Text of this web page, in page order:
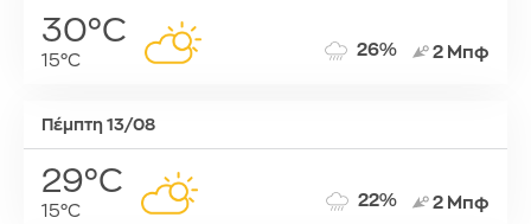
30°C
15°C
26% 2 Μπφ
Πέμπτη 13/08
29°C
15°C
22% 2 Μπφ